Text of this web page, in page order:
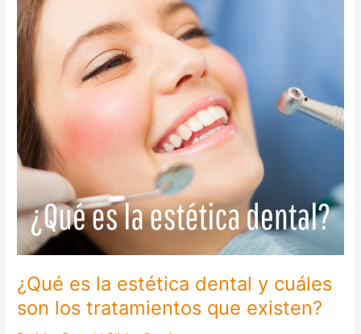
¿Qué es la estética dental y cuáles
son los tratamientos que existen?
dental
y
cuáles
son
los
tratamientos
que
existen?